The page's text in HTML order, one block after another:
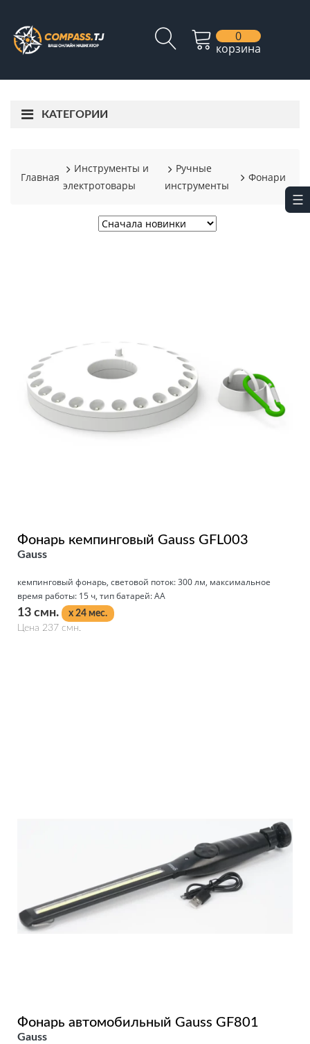
0
корзина
КАТЕГОРИИ
Главная
Инструменты и
электротовары
Ручные
инструменты
Фонари
Фонарь кемпинговый Gauss GFL003
Gauss
кемпинговый фонарь, световой поток: 300 лм, максимальное
время работы: 15 ч, тип батарей: AA
13 смн.
x 24 мес.
Цена 237 смн.
Фонарь автомобильный Gauss GF801
Gauss